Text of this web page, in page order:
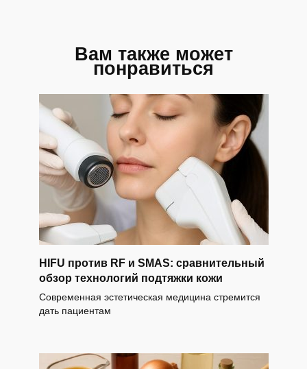
Вам также может
понравиться
HIFU против RF и SMAS: сравнительный
обзор технологий подтяжки кожи
Современная эстетическая медицина стремится
дать пациентам